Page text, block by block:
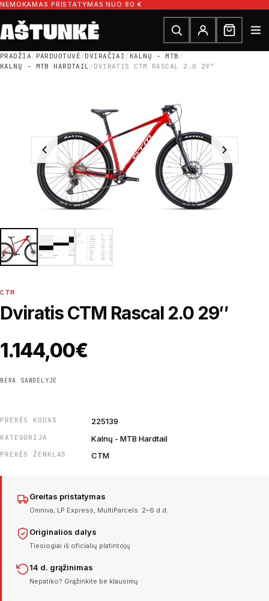
Pereiti prie turinio
NEMOKAMAS PRISTATYMAS NUO 80 €
Ieškoti dalių
Ieškoti
PRADŽIA/PARDUOTUVĖ/DVIRAČIAI /KALNŲ - MTB /
KALNŲ - MTB HARDTAIL /DVIRATIS CTM RASCAL 2.0 29″
CTM
Dviratis CTM Rascal 2.0 29″
1.144,00€
NĖRA SANDĖLYJE
PREKĖS KODAS 225139
KATEGORIJA Kalnų - MTB Hardtail
PREKĖS ŽENKLAS CTM
Greitas pristatymas
Omniva, LP Express, MultiParcels. 2–6 d.d.
Originalios dalys
Tiesiogiai iš oficialių platintojų
14 d. grąžinimas
Nepatiko? Grąžinkite be klausimų